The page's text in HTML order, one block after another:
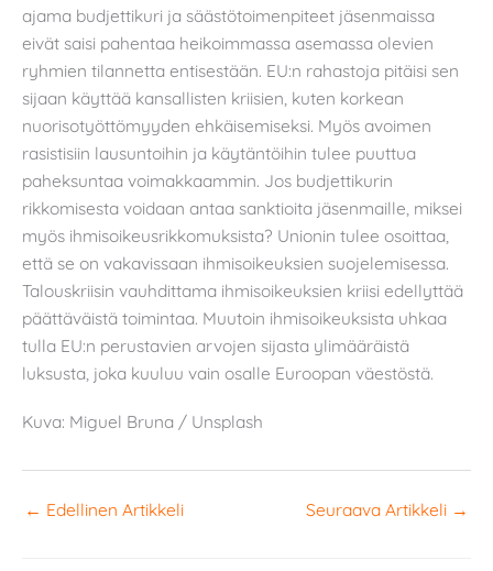
ajama budjettikuri ja säästötoimenpiteet jäsenmaissa
eivät saisi pahentaa heikoimmassa asemassa olevien
ryhmien tilannetta entisestään. EU:n rahastoja pitäisi sen
sijaan käyttää kansallisten kriisien, kuten korkean
nuorisotyöttömyyden ehkäisemiseksi. Myös avoimen
rasistisiin lausuntoihin ja käytäntöihin tulee puuttua
paheksuntaa voimakkaammin. Jos budjettikurin
rikkomisesta voidaan antaa sanktioita jäsenmaille, miksei
myös ihmisoikeusrikkomuksista? Unionin tulee osoittaa,
että se on vakavissaan ihmisoikeuksien suojelemisessa.
Talouskriisin vauhdittama ihmisoikeuksien kriisi edellyttää
päättäväistä toimintaa. Muutoin ihmisoikeuksista uhkaa
tulla EU:n perustavien arvojen sijasta ylimääräistä
luksusta, joka kuuluu vain osalle Euroopan väestöstä.
Kuva: Miguel Bruna / Unsplash
← Edellinen Artikkeli Seuraava Artikkeli →